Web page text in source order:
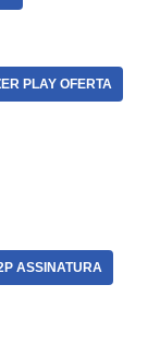
PLAY OFERTA
ASSINATURA